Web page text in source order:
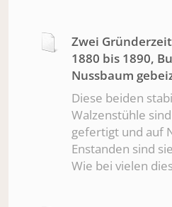
Zwei
1880 bis 1890,
Nussbaum
Diese beiden
Walzenstühle
gefertigt und auf
Enstanden sind
Wie bei vielen